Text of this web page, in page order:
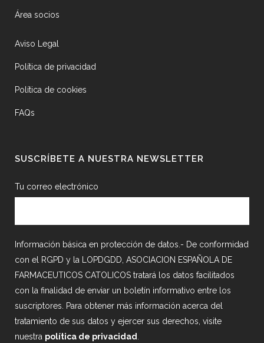
Área socios
Aviso Legal
Política de privacidad
Política de cookies
FAQs
SUSCRÍBETE A NUESTRA NEWSLETTER
Tu correo electrónico
Información básica en protección de datos.- De conformidad
con el RGPD y la LOPDGDD, ASOCIACION ESPAÑOLA DE
FARMACEUTICOS CATOLICOS tratará los datos facilitados
con la finalidad de enviar un boletín informativo entre los
suscriptores. Para obtener más información acerca del
tratamiento de sus datos y ejercer sus derechos, visite
nuestra política de privacidad